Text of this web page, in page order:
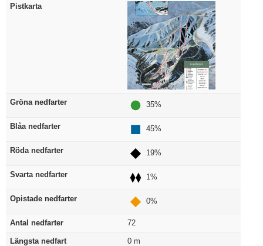
Pistkarta
Gröna nedfarter 35%
Blåa nedfarter 45%
Röda nedfarter 19%
Svarta nedfarter 1%
Opistade nedfarter 0%
Antal nedfarter 72
Längsta nedfart 0 m